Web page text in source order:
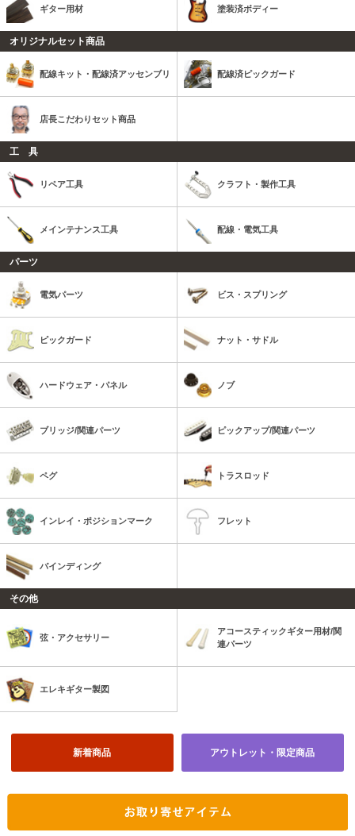
ギター用材 塗装済ボディー
オリジナルセット商品
配線キット・配線済アッセンブリ 配線済ピックガード
店長こだわりセット商品
工 具
リペア工具 クラフト・製作工具
メインテナンス工具 配線・電気工具
パーツ
電気パーツ ビス・スプリング
ピックガード ナット・サドル
ハードウェア・パネル ノブ
ブリッジ/関連パーツ ピックアップ/関連パーツ
ペグ トラスロッド
インレイ・ポジションマーク フレット
バインディング
その他
弦・アクセサリー
アコースティックギター用材/関
連パーツ
エレキギター製図
新着商品 アウトレット・限定商品